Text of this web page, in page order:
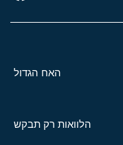
האח הגדול
הלוואות רק תבקש